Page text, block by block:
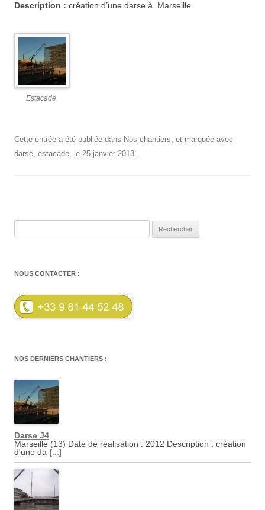
Description : création d’une darse à Marseille
Estacade
Cette entrée a été publiée dans Nos chantiers, et marquée avec
darse, estacade, le 25 janvier 2013 .
NOUS CONTACTER :
NOS DERNIERS CHANTIERS :
Darse J4
Marseille (13) Date de réalisation : 2012 Description : création
d'une da [...]